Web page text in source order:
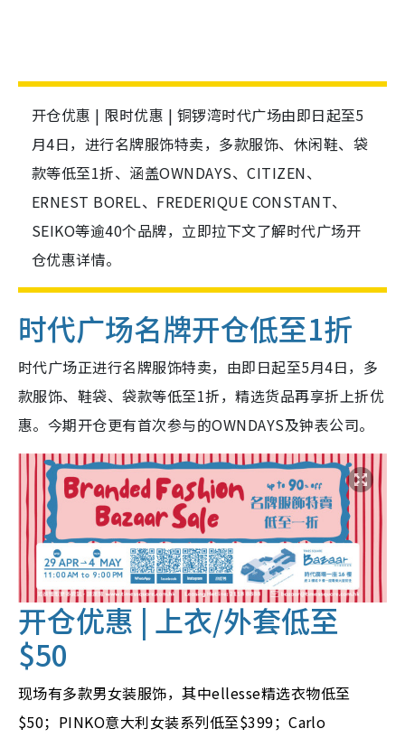
开仓优惠 | 限时优惠 | 铜锣湾时代广场由即日起至5
月4日，进行名牌服饰特卖，多款服饰、休闲鞋、袋
款等低至1折、涵盖OWNDAYS、CITIZEN、
ERNEST BOREL、FREDERIQUE CONSTANT、
SEIKO等逾40个品牌，立即拉下文了解时代广场开
仓优惠详情。
时代广场名牌开仓低至1折
时代广场正进行名牌服饰特卖，由即日起至5月4日，多
款服饰、鞋袋、袋款等低至1折，精选货品再享折上折优
惠。今期开仓更有首次参与的OWNDAYS及钟表公司。
开仓优惠 | 上衣/外套低至
$50
现场有多款男女装服饰，其中ellesse精选衣物低至
$50；PINKO意大利女装系列低至$399；Carlo